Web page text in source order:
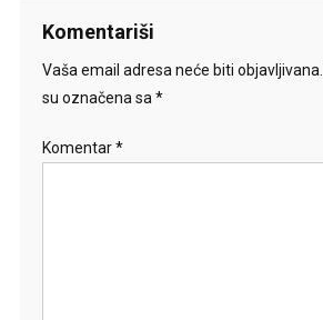
Komentariši
Vaša email adresa neće biti objavljivana.
su označena sa*
Komentar*